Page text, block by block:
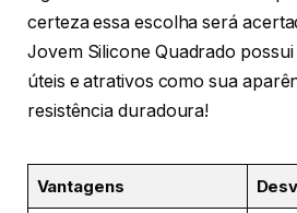
certeza essa escolha será
Jovem Silicone Quadrado
úteis e atrativos como sua
resistência duradoura!
Vantagens